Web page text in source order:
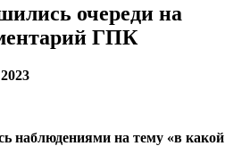
очереди на
ГПК
наблюдениями на тему «в какой